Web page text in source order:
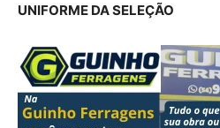
UNIFORME DA SELEÇÃO